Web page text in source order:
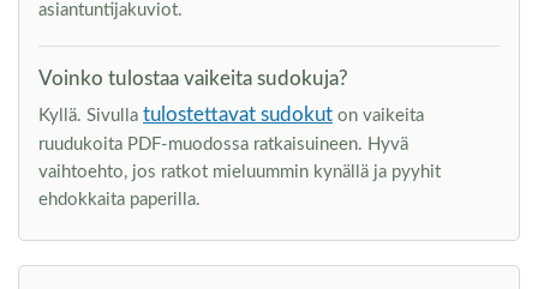
asiantuntijakuviot.
Voinko tulostaa vaikeita sudokuja?
Kyllä. Sivulla tulostettavat sudokut on vaikeita
ruudukoita PDF-muodossa ratkaisuineen. Hyvä
vaihtoehto, jos ratkot mieluummin kynällä ja pyyhit
ehdokkaita paperilla.